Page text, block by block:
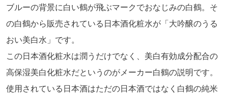
ブルーの背景に白い鶴が飛ぶマークでおなじみの白鶴。そ
の白鶴から販売されている日本酒化粧水が「大吟醸のうる
おい美白水」です。
この日本酒化粧水は潤うだけでなく、美白有効成分配合の
高保湿美白化粧水だというのがメーカー白鶴の説明です。
使用されている日本酒はただの日本酒ではなく白鶴の純米